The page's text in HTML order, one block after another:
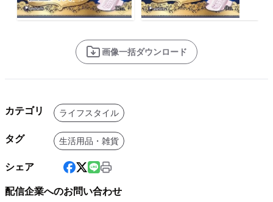
画像一括ダウンロード
カテゴリ ライフスタイル
タグ 生活用品・雑貨
シェア
配信企業へのお問い合わせ